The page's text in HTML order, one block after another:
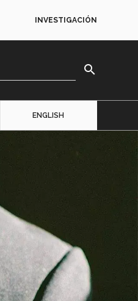
INVESTIGACIÓN
search
ENGLISH